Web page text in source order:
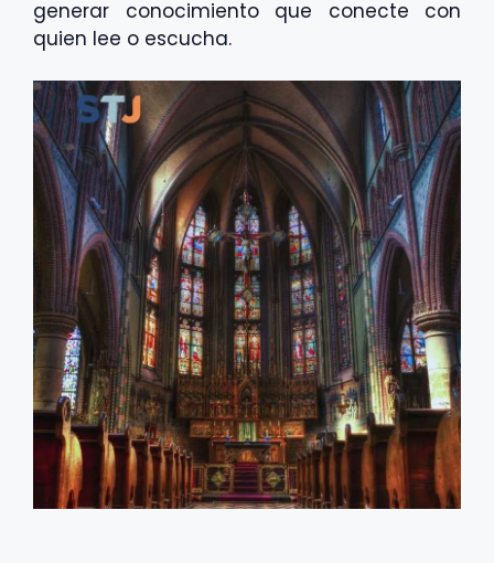
generar conocimiento que conecte con
quien lee o escucha.